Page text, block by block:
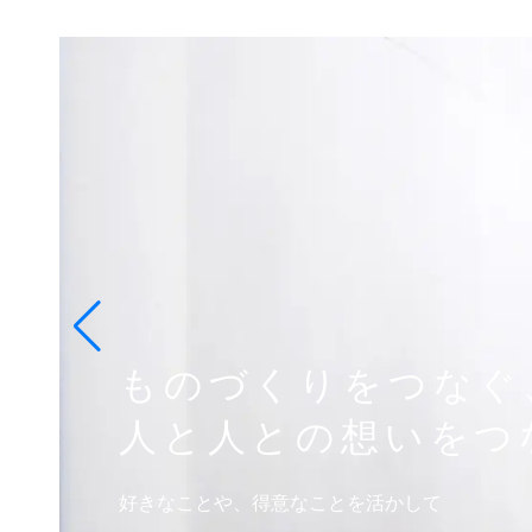
ものづくりをつなぐ
人と人との想いをつ
好きなことや、得意なことを活かして